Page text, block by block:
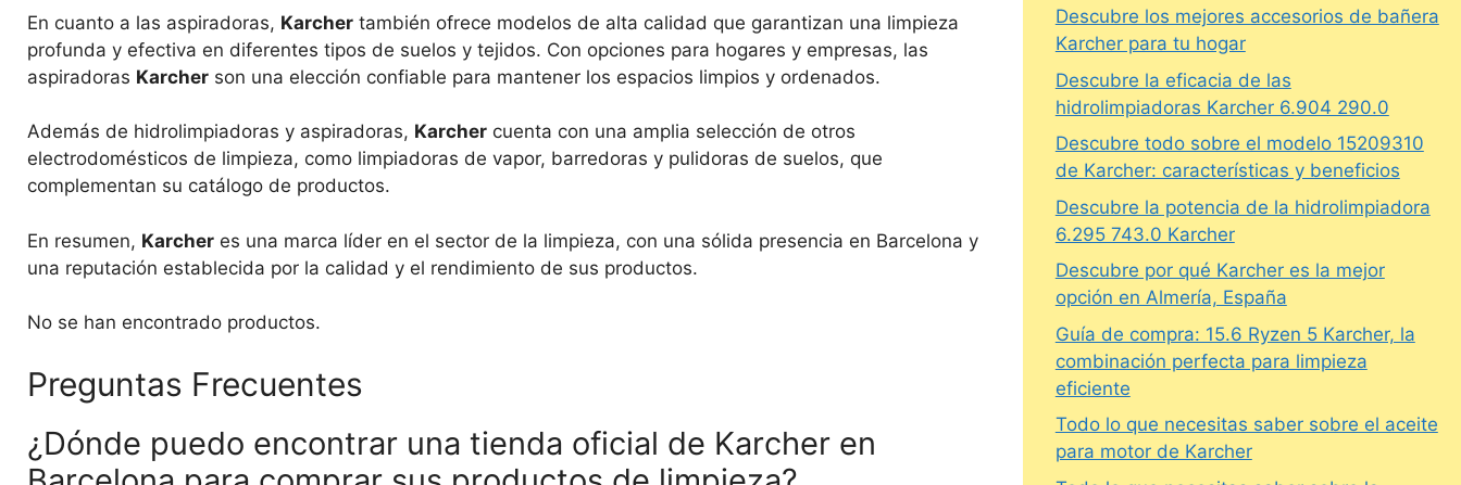
En cuanto a las aspiradoras, Karcher también ofrece modelos de alta calidad que garantizan una limpieza
profunda y efectiva en diferentes tipos de suelos y tejidos. Con opciones para hogares y empresas, las
aspiradoras Karcher son una elección confiable para mantener los espacios limpios y ordenados.
Además de hidrolimpiadoras y aspiradoras, Karcher cuenta con una amplia selección de otros
electrodomésticos de limpieza, como limpiadoras de vapor, barredoras y pulidoras de suelos, que
complementan su catálogo de productos.
En resumen, Karcher es una marca líder en el sector de la limpieza, con una sólida presencia en Barcelona y
una reputación establecida por la calidad y el rendimiento de sus productos.
No se han encontrado productos.
Preguntas Frecuentes
¿Dónde puedo encontrar una tienda oficial de Karcher en
Descubre los mejores accesorios de bañera
Karcher para tu hogar
Descubre la eficacia de las
hidrolimpiadoras Karcher 6.904 290.0
Descubre todo sobre el modelo 15209310
de Karcher: características y beneficios
Descubre la potencia de la hidrolimpiadora
6.295 743.0 Karcher
Descubre por qué Karcher es la mejor
opción en Almería, España
Guía de compra: 15.6 Ryzen 5 Karcher, la
combinación perfecta para limpieza
eficiente
Todo lo que necesitas saber sobre el aceite
para motor de Karcher